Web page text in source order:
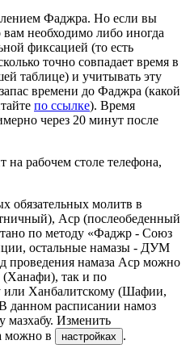
Фаджра. Но если вы
вам необходимо либо иногда
фиксацией (то есть
точно совпадает время в
таблице) и учитывать эту
времени до Фаджра (какой
по ссылке). Время
через 20 минут после
рабочем столе телефона,
обязательных молитв в
Аср (послеобеденный
по методу «Фаджр - Союз
остальные намазы - ДУМ
проведения намаза Аср можно
(Ханафи), так и по
Ханбалитскому (Шафии,
данном расписании намоз
мазхабу. Изменить
можно в
настройках .